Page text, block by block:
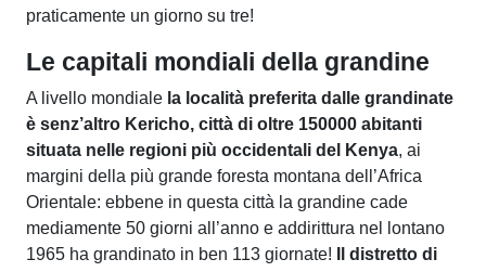
praticamente un giorno su tre!
Le capitali mondiali della grandine
A livello mondiale la località preferita dalle grandinate
è senz’altro Kericho, città di oltre 150000 abitanti
situata nelle regioni più occidentali del Kenya, ai
margini della più grande foresta montana dell’Africa
Orientale: ebbene in questa città la grandine cade
mediamente 50 giorni all’anno e addirittura nel lontano
1965 ha grandinato in ben 113 giornate!
Il distretto di